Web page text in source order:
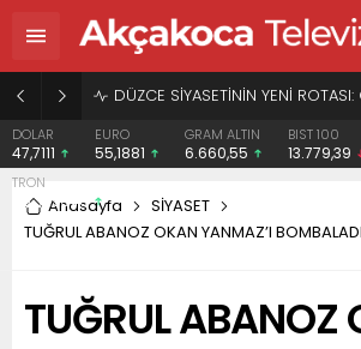
BAŞHEKİME “SONAY” DEMEK
EURO
55,1881
GRAM ALTIN
6.660,55
BIST 100
13.779,39
STERLİN
64,4139
Anasayfa
SİYASET
TUĞRUL ABANOZ OKAN YANMAZ’I
TUĞRUL ABANOZ